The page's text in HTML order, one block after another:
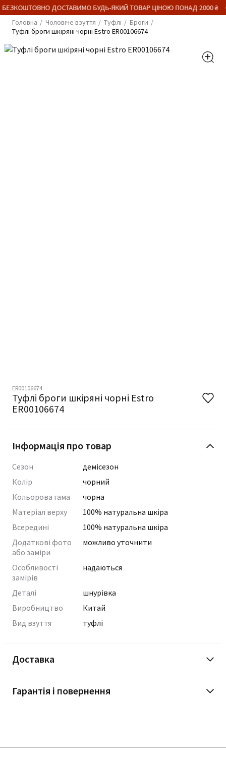
ДОСТАВИМО БУДЬ-ЯКИЙ ТОВАР ЦІНОЮ ПОНАД 2000 ₴
Головна
Чоловіче взуття Туфлі
Броги
Туфлі броги шкіряні чорні Estro ER00106674
ER00106674
Туфлі броги шкіряні чорні Estro
ER00106674
Інформація про товар
Сезон
демісезон
Колір
чорний
Кольорова гама
чорна
Матеріал верху
100% натуральна шкіра
Всередині
100% натуральна шкіра
Додаткові фото
або заміри
можливо уточнити
Особливості
замірів
надаються
Деталі
шнурівка
Виробництво
Китай
Вид взуття
туфлі
Доставка
Гарантія і повернення